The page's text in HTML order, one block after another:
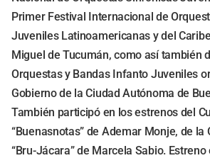
Primer Festival Internacional de
Juveniles Latinoamericanas y del
Miguel de Tucumán, como así también
Orquestas y Bandas Infanto Juveniles
Gobierno de la Ciudad Autónoma de
También participó en los estrenos del
“Buenasnotas” de Ademar Monje, de la
“Bru-Jácara” de Marcela Sabio.